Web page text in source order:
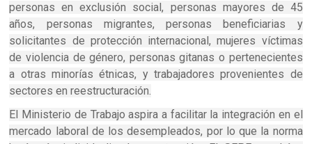
personas en exclusión social, personas mayores de 45
años, personas migrantes, personas beneficiarias y
solicitantes de protección internacional, mujeres víctimas
de violencia de género, personas gitanas o pertenecientes
a otras minorías étnicas, y trabajadores provenientes de
sectores en reestructuración.
El Ministerio de Trabajo aspira a facilitar la integración en el
mercado laboral de los desempleados, por lo que la norma